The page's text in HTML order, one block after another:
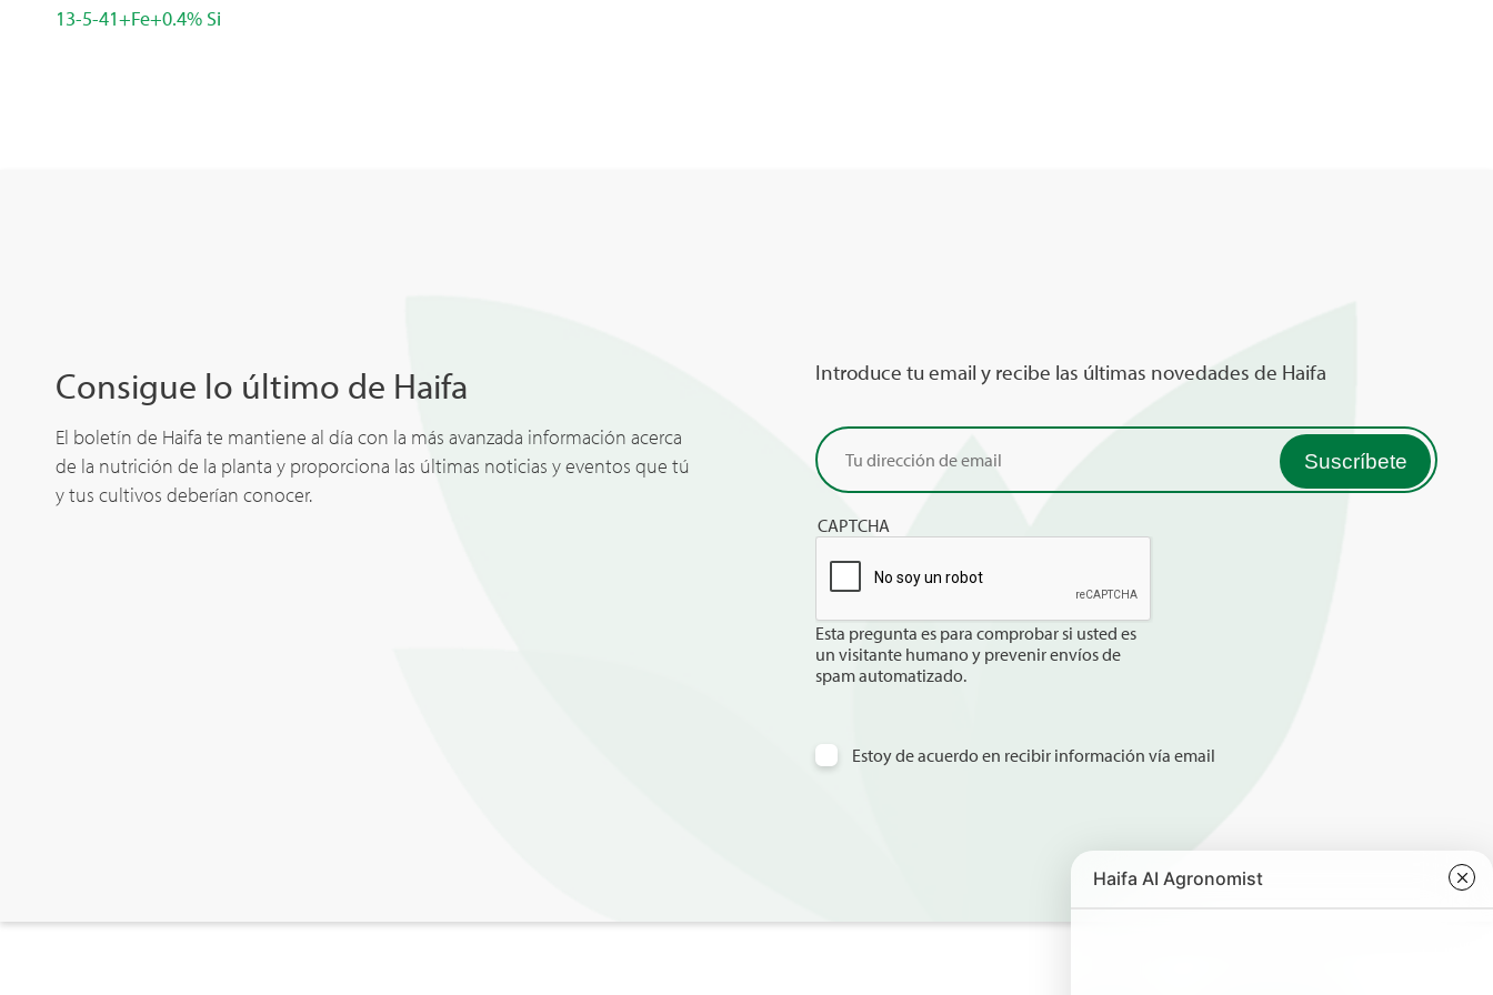
13-5-41+Fe+0.4% Si
Consigue lo último de Haifa
El boletín de Haifa te mantiene al día con la más avanzada información acerca
de la nutrición de la planta y proporciona las últimas noticias y eventos que tú
y tus cultivos deberían conocer.
Introduce tu email y recibe las últimas novedades de Haifa
CAPTCHA
Esta pregunta es para comprobar si usted es
un visitante humano y prevenir envíos de
spam automatizado.
Estoy de acuerdo en recibir información vía email